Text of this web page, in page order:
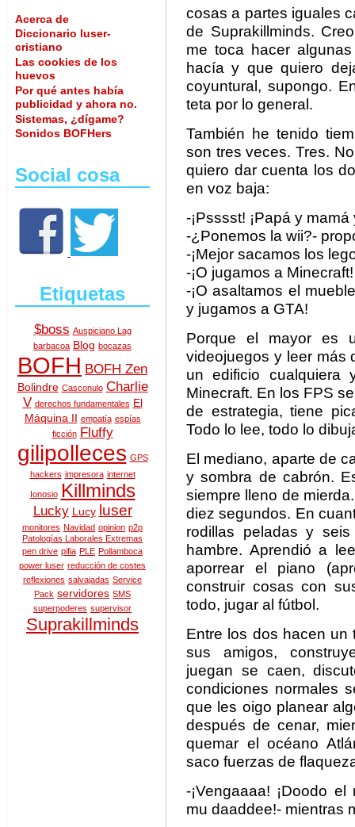
Acerca de
Diccionario luser-
cristiano
Las cookies de los
huevos
Por qué antes había
publicidad y ahora no.
Sistemas, ¿dígame?
Sonidos BOFHers
Social cosa
Etiquetas
$boss Auspiciano Lag
barbacoa Blog bocazas
BOFH BOFH Zen
Bolindre Casconulo Charlie
V derechos fundamentales El
Máquina II empatía espías
ficción
Fluffy
gilipolleces GPS
hackers impresora internet
Ionosio Killminds
Lucky Lucy luser
monitores Navidad opinion p2p
Patologías Laborales Extremas
pen drive pifia PLE Pollamboca
power luser reducción de costes
reflexiones salvajadas Service
Pack servidores SMS
superpoderes supervisor
Suprakillminds
cosas a partes iguales
de Suprakillminds.
me toca hacer
hacía y que quiero
coyuntural, supongo.
teta por lo general.
También he tenido
son tres veces. Tres.
quiero dar cuenta los
en voz baja:
-¡Psssst! ¡Papá y
-¿Ponemos la wii?-
-¡Mejor sacamos los
-¡O jugamos a Minecraft!
-¡O asaltamos el
y jugamos a GTA!
Porque el mayor es
videojuegos y leer más
un edificio
Minecraft. En los FPS
de estrategia, tiene
Todo lo lee, todo lo
El mediano, aparte de
y sombra de cabrón.
siempre lleno de
diez segundos. En
rodillas peladas y
hambre. Aprendió a
aporrear el piano
construir cosas con
todo, jugar al fútbol.
Entre los dos hacen un
sus amigos,
juegan se caen,
condiciones normales
que les oigo planear
después de cenar,
quemar el océano
saco fuerzas de
-¡Vengaaaa! ¡Doodo
mu daaddee!- mientras